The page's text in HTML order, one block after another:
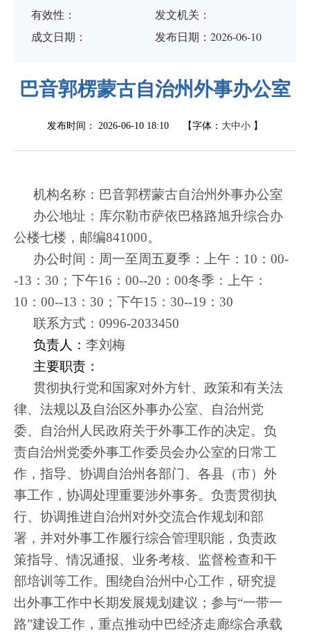
有效性：
发文机关：
成文日期：
发布日期：2026-06-10
巴音郭楞蒙古自治州外事办公室
发布时间： 2026-06-10 18:10 【字体： 大中小 】
机构名称：巴音郭楞蒙古自治州外事办公室
办公地址：库尔勒市萨依巴格路旭升综合办
公楼七楼，邮编841000。
办公时间：周一至周五夏季：上午： 10：00-
-13：30；下午16：00--20：00冬季：上午：
10：00--13：30；下午15：30--19：30
联系方式： 0996-2033450
负责人： 李刘梅
主要职责：
贯彻执行党和国家对外方针、政策和有关法
律、法规以及自治区外事办公室、自治州党
委、自治州人民政府关于外事工作的决定。负
责自治州党委外事工作委员会办公室的日常工
作，指导、协调自治州各部门、各县（市）外
事工作，协调处理重要涉外事务。负责贯彻执
行、协调推进自治州对外交流合作规划和部
署，并对外事工作履行综合管理职能，负责政
策指导、情况通报、业务考核、监督检查和干
部培训等工作。围绕自治州中心工作，研究提
出外事工作中长期发展规划建议；参与“一带一
路”建设工作，重点推动中巴经济走廊综合承载